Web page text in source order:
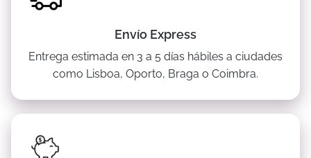
Envío Express
Entrega estimada en 3 a 5 días hábiles a ciudades
como Lisboa, Oporto, Braga o Coimbra.